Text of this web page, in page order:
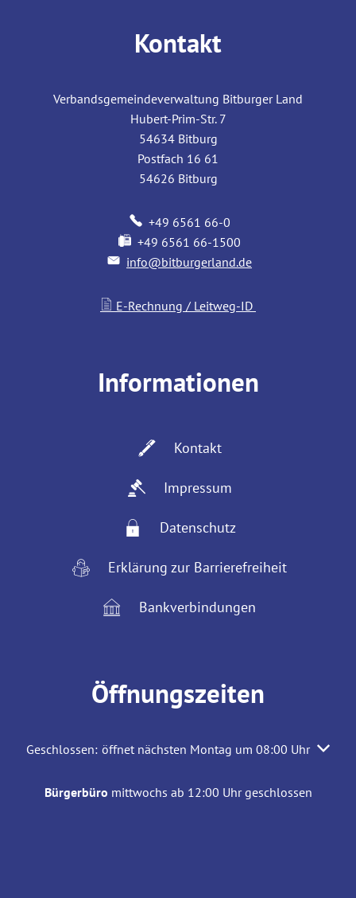
Kontakt
Verbandsgemeindeverwaltung Bitburger Land
Hubert-Prim-Str. 7
54634 Bitburg
Postfach 16 61
54626 Bitburg
+49 6561 66-0
+49 6561 66-1500
info@bitburgerland.de
E-Rechnung / Leitweg-ID
Informationen
Kontakt
Impressum
Datenschutz
Erklärung zur Barrierefreiheit
Bankverbindungen
Öffnungszeiten
Klicken, um weitere Öffnungs- oder Schließzeiten
Geschlossen: öffnet nächsten Montag um 08:00 Uhr
Bürgerbüro mittwochs ab 12:00 Uhr geschlossen